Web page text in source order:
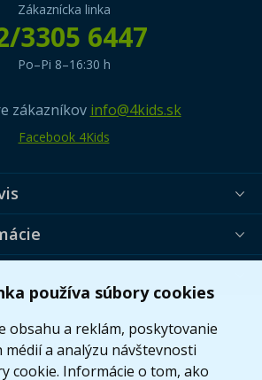
používa súbory cookies
obsahu a reklám, poskytovanie
médií a analýzu návštevnosti
cookie. Informácie o tom, ako
Zákaznícka linka
3305 6447
Po–Pi 8–16:30 h
zákazníkov info@4kids.sk
Facebook 4Kids